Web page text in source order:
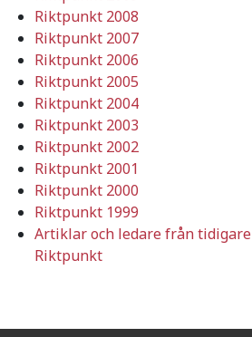
Riktpunkt 2008
Riktpunkt 2007
Riktpunkt 2006
Riktpunkt 2005
Riktpunkt 2004
Riktpunkt 2003
Riktpunkt 2002
Riktpunkt 2001
Riktpunkt 2000
Riktpunkt 1999
Artiklar och ledare från tidigare
Riktpunkt